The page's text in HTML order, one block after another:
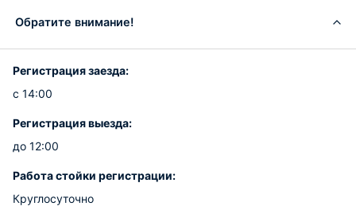
Обратите внимание!
Регистрация заезда:
с 14:00
Регистрация выезда:
до 12:00
Работа стойки регистрации:
Круглосуточно